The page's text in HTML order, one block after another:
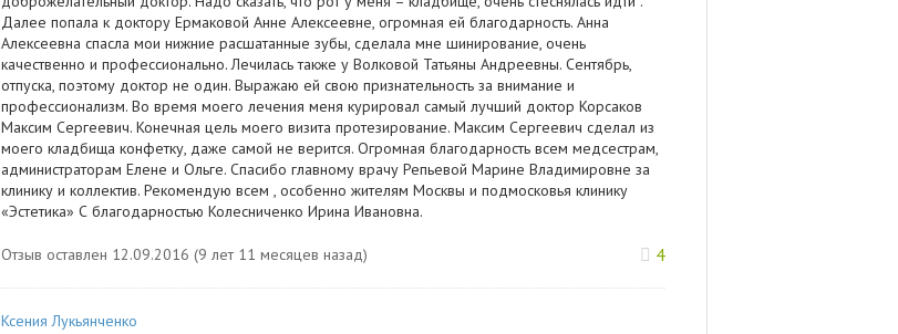
Далее попала к доктору Ермаковой Анне Алексеевне, огромная ей благодарность. Анна
Алексеевна спасла мои нижние расшатанные зубы, сделала мне шинирование, очень
качественно и профессионально. Лечилась также у Волковой Татьяны Андреевны. Сентябрь,
отпуска, поэтому доктор не один. Выражаю ей свою признательность за внимание и
профессионализм. Во время моего лечения меня курировал самый лучший доктор Корсаков
Максим Сергеевич. Конечная цель моего визита протезирование. Максим Сергеевич сделал из
моего кладбища конфетку, даже самой не верится. Огромная благодарность всем медсестрам,
администраторам Елене и Ольге. Спасибо главному врачу Репьевой Марине Владимировне за
клинику и коллектив. Рекомендую всем , особенно жителям Москвы и подмосковья клинику
«Эстетика» С благодарностью Колесниченко Ирина Ивановна.
Отзыв оставлен 12.09.2016 (9 лет 11 месяцев назад) 4
Ксения Лукьянченко